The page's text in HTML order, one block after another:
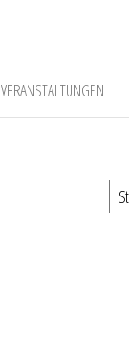
VERANSTALTUNGEN